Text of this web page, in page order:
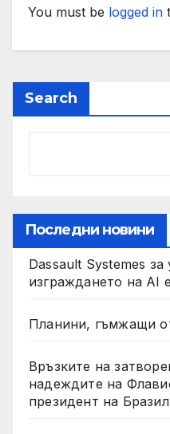
You must be logged in
Search
Последни новини
Dassault Systemes за
изграждането на AI
Планини, гъмжащи
Връзките на
надеждите на
президент на